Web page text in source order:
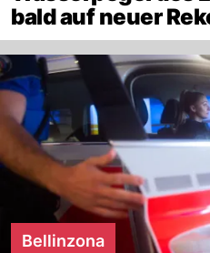
bald auf neuer
Bellinzona